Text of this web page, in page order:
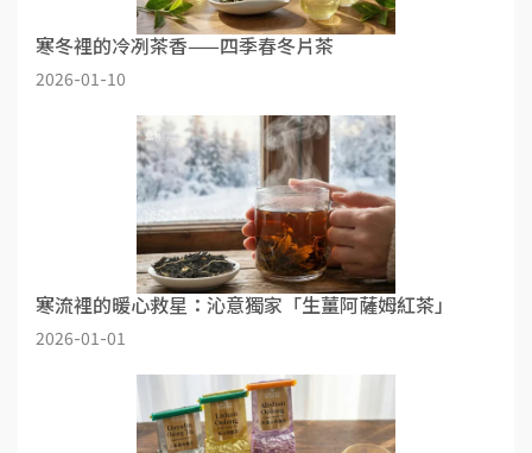
寒冬裡的冷冽茶香——四季春冬片茶
2026-01-10
寒流裡的暖心救星：沁意獨家「生薑阿薩姆紅茶」
2026-01-01